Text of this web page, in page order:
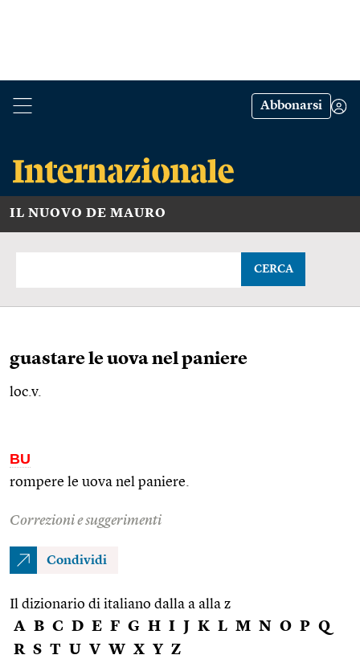
Abbonarsi
IL NUOVO DE MAURO
CERCA
guastare le uova nel paniere
loc.v.
BU
rompere le uova nel paniere.
Correzioni e suggerimenti
Condividi
Il dizionario di italiano dalla a alla z
A B C D E F G H I J K L M N O P Q
R S T U V W X Y Z